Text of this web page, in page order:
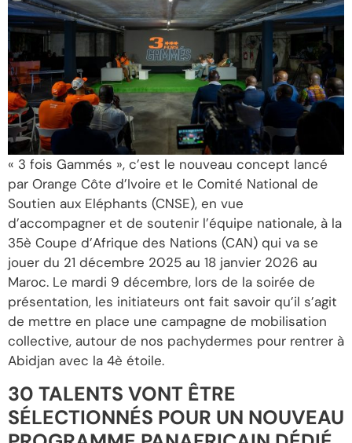
« 3 fois Gammés », c’est le nouveau concept lancé
par Orange Côte d’Ivoire et le Comité National de
Soutien aux Eléphants (CNSE), en vue
d’accompagner et de soutenir l’équipe nationale, à la
35è Coupe d’Afrique des Nations (CAN) qui va se
jouer du 21 décembre 2025 au 18 janvier 2026 au
Maroc. Le mardi 9 décembre, lors de la soirée de
présentation, les initiateurs ont fait savoir qu’il s’agit
de mettre en place une campagne de mobilisation
collective, autour de nos pachydermes pour rentrer à
Abidjan avec la 4è étoile.
30 TALENTS VONT ÊTRE
SÉLECTIONNÉS POUR UN NOUVEAU